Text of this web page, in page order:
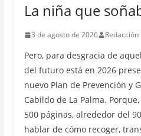
La niña que
3 de agosto de 2026
Pero, para desgracia de
del futuro está en 2026
nuevo Plan de Prevención y
Cabildo de La Palma.
500 páginas, alrededor del
hablar de cómo recoger,